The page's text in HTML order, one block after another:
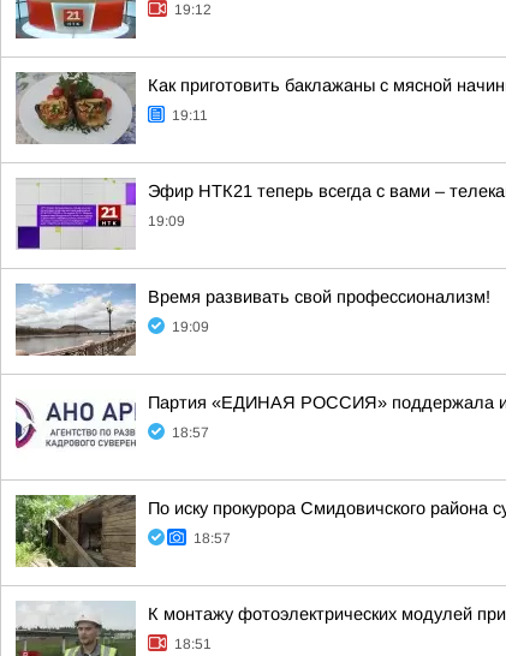
19:12
Как приготовить баклажаны с мясной
19:11
Эфир НТК21 теперь всегда с вами –
19:09
Время развивать свой профессионализм!
19:09
Партия «ЕДИНАЯ РОССИЯ» поддержала
18:57
По иску прокурора Смидовичского района
18:57
К монтажу фотоэлектрических модулей
18:51